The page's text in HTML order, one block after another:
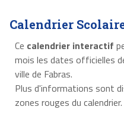
Calendrier
Ce calendrier interactif
mois les dates officielles
ville de Fabras.
Plus d'informations sont
zones rouges du calendrier.